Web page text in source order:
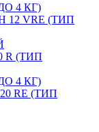
4 КГ)
12 VRE (ТИП
R (ТИП
4 КГ)
RE (ТИП